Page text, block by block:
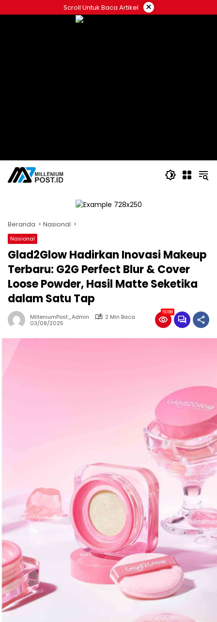
ke
Scroll Untuk Baca Artikel ×
Beranda Nasional
Nasional
Glad2Glow Hadirkan Inovasi Makeup
Terbaru: G2G Perfect Blur & Cover
Loose Powder, Hasil Matte Seketika
dalam Satu Tap
MilleniumPost_Admin
2 Min Baca
03/08/2025
5088